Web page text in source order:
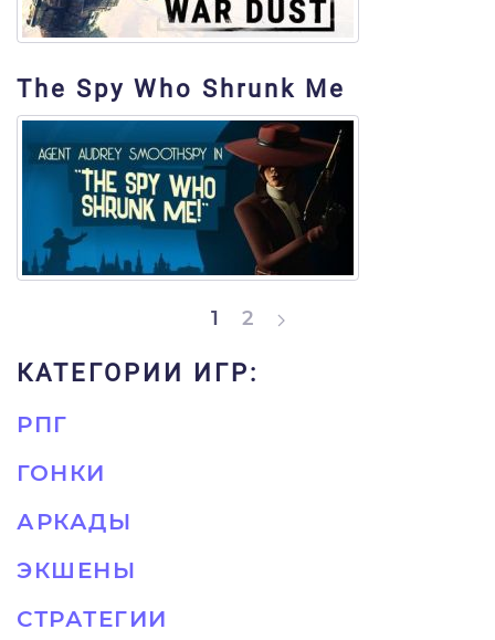
The Spy Who Shrunk Me
1 2
КАТЕГОРИИ ИГР:
РПГ
ГОНКИ
АРКАДЫ
ЭКШЕНЫ
СТРАТЕГИИ